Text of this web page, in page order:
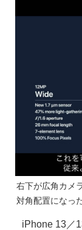
右下が広角カメ
対角配置になっ
iPhone 13／